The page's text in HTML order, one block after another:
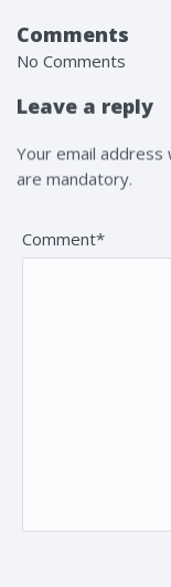
Comments
No Comments
Leave a reply
Your email address
are mandatory.
Comment*